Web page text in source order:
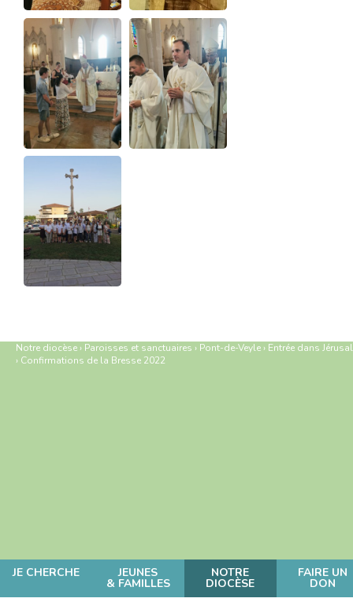
JE CHERCHE JEUNES
& FAMILLES
NOTRE
DIOCÈSE
FAIRE UN
DON
Notre diocèse › Paroisses et sanctuaires › Pont-de-Veyle › Entrée dans
› Confirmations de la Bresse 2022